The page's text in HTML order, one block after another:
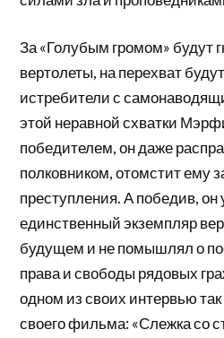
За «Голубым громом» будут
вертолеты, на перехват
истребители с
этой неравной схватки
победителем, он даже
полковником, отомстит ему
преступления. А победив, он
единственный экземпляр
будущем и не помышлял о
права и свободы рядовых
одном из своих интервью
своего фильма: «Слежка со